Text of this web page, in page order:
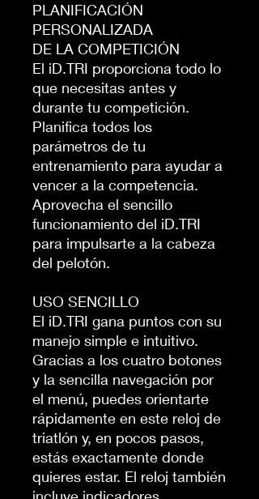
PLANIFICACIÓN
PERSONALIZADA
DE LA COMPETICIÓN
El iD.TRI proporciona todo lo
que necesitas antes y
durante tu competición.
Planifica todos los
parámetros de tu
entrenamiento para ayudar a
vencer a la competencia.
Aprovecha el sencillo
funcionamiento del iD.TRI
para impulsarte a la cabeza
del pelotón.
USO SENCILLO
El iD.TRI gana puntos con su
manejo simple e intuitivo.
Gracias a los cuatro botones
y la sencilla navegación por
el menú, puedes orientarte
rápidamente en este reloj de
triatlón y, en pocos pasos,
estás exactamente donde
quieres estar. El reloj también